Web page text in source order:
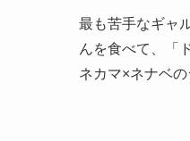
最も苦手なギャ
んを食べて、「
ネカマ×ネナベ